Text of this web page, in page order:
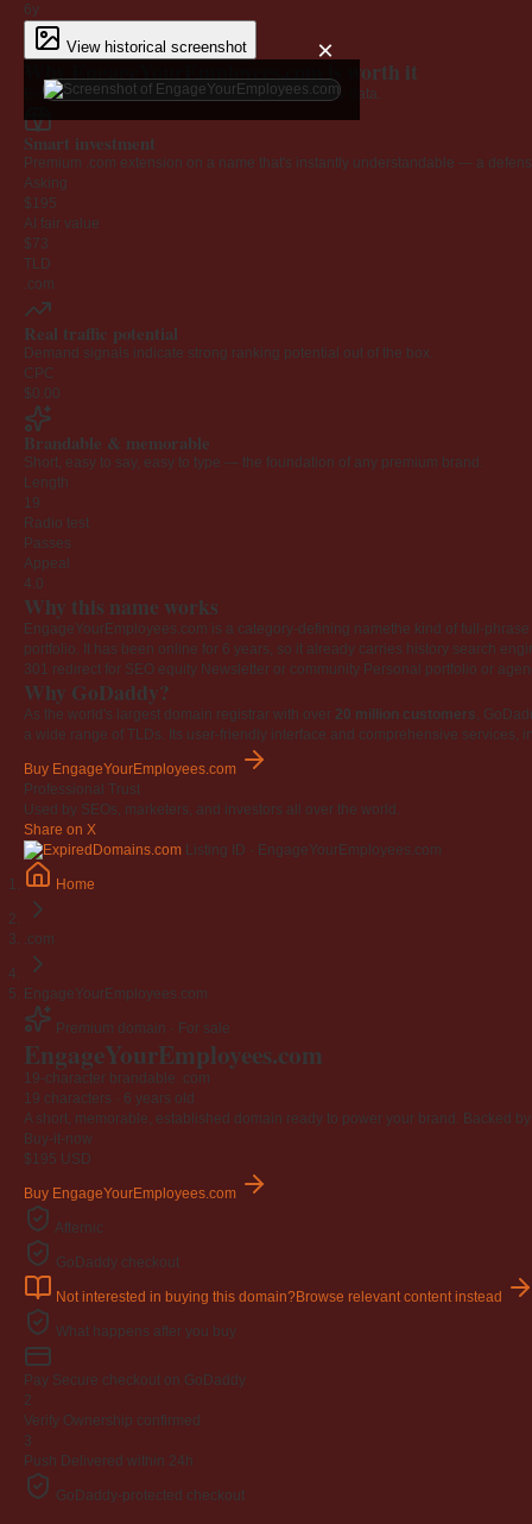
6y
View historical screenshot ×
Why EngageYourEmployees.com is worth it
Every claim below is backed by verified third-party data.
Smart investment
Premium .com extension on a name that's instantly understandable — a
Asking
$195
AI fair value
$73
TLD
.com
Real traffic potential
Demand signals indicate strong ranking potential out of the box.
CPC
$0.00
Brandable & memorable
Short, easy to say, easy to type — the foundation of any premium brand.
Length
19
Radio test
Passes
Appeal
4.0
Why this name works
EngageYourEmployees.com is a category-defining namethe kind of full-
portfolio. It has been online for 6 years, so it already carries history search
301 redirect for SEO equity Newsletter or community Personal portfolio or
Why GoDaddy?
As the world's largest domain registrar with over 20 million customers,
a wide range of TLDs. Its user-friendly interface and comprehensive
Buy EngageYourEmployees.com
Professional Trust
Used by SEOs, marketers, and investors all over the world.
Share on X
Listing ID · EngageYourEmployees.com
Home
.com
EngageYourEmployees.com
Premium domain · For sale
EngageYourEmployees.com
19-character brandable .com
19 characters · 6 years old
A short, memorable, established domain ready to power your brand. Backed
Buy-it-now
$195 USD
Buy EngageYourEmployees.com
Afternic
GoDaddy checkout
Not interested in buying this domain?Browse relevant content instead
What happens after you buy
Pay Secure checkout on GoDaddy
2
Verify Ownership confirmed
3
Push Delivered within 24h
GoDaddy-protected checkout